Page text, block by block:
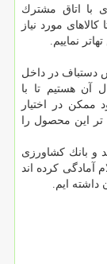
با اتاق مشترك
مورد نیاز
نماییم.
تولیدات فرش دستباف در داخل
آن هستیم تا با
ممكن در اختیار
تر این محصول را
و بانك كشاورزی
آمادگی كرده اند
ایم.